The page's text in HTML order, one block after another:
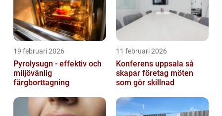
19 februari 2026
Pyrolysugn - effektiv och
miljövänlig
färgborttagning
11 februari 2026
Konferens uppsala så
skapar företag möten
som gör skillnad